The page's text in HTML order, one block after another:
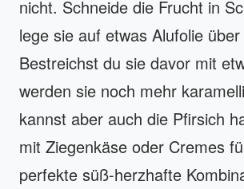
nicht. Schneide die Frucht in
lege sie auf etwas Alufolie
Bestreichst du sie davor mit
werden sie noch mehr
kannst aber auch die Pfirsich
mit Ziegenkäse oder Cremes
perfekte süß-herzhafte